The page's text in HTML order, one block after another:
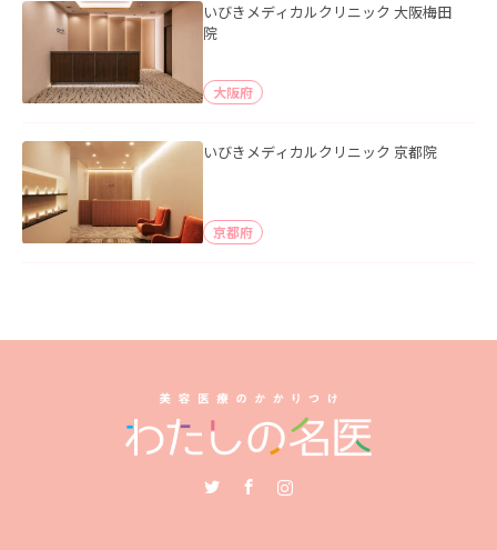
いびきメディカルクリニック 大阪梅田
院
大阪府
いびきメディカルクリニック 京都院
京都府